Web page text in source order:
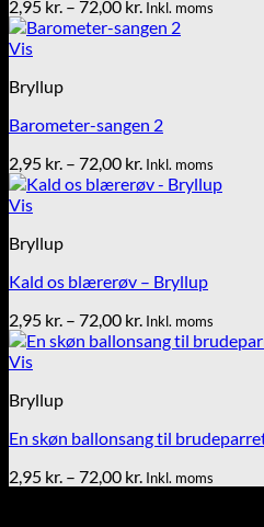
2,95 kr. – 72,00 kr. Prisinterval:
2,95 kr.
Inkl. moms
Vis
Bryllup
Barometer-sangen 2
2,95 kr. – 72,00 kr. Prisinterval:
2,95 kr.
Inkl. moms
Vis
Bryllup
Kald os blærerøv – Bryllup
2,95 kr. – 72,00 kr. Prisinterval:
2,95 kr.
Inkl. moms
Vis
Bryllup
En skøn ballonsang til
2,95 kr. – 72,00 kr. Prisinterval:
Inkl. moms